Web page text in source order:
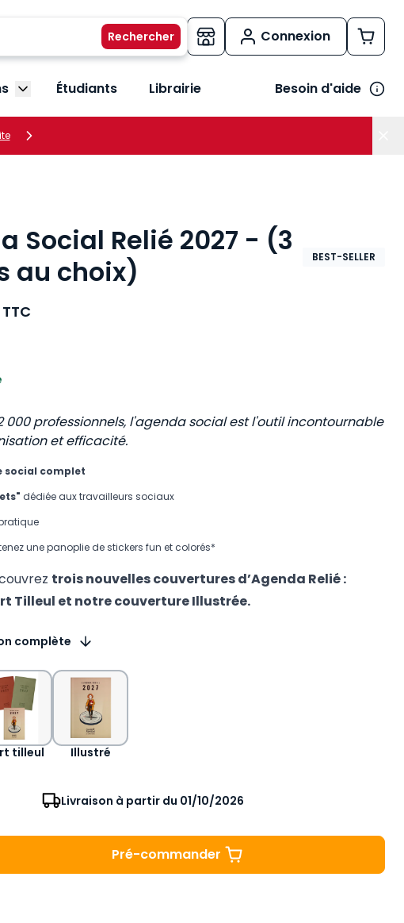
Connexion
Vos métiers
Afficher le sous-menu Vos besoins
Étudiants Librairie Besoin d'aide
Social Relié 2027 - (3
au choix)
BEST-SELLER
TTC
000 professionnels, l'agenda social est l'outil incontournable
et efficacité.
social complet
dédiée aux travailleurs sociaux
une panoplie de stickers fun et colorés*
trois nouvelles couvertures d’Agenda Relié :
Tilleul et notre couverture Illustrée.
complète
variation du produit
tilleul Illustré
Livraison à partir du 01/10/2026
Pré-commander